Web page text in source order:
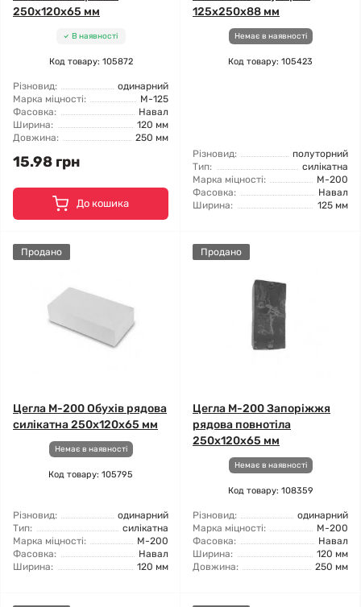
250х120х65 мм
В наявності
Код товару: 105872
Різновид:
одинарний
Марка міцності:
М-125
Фасовка:
Навал
Ширина:
120 мм
Довжина:
250 мм
15.98 грн
До кошика
125х250х88 мм
Немає в наявності
Код товару: 105423
Різновид:
полуторний
Тип:
силікатна
Марка міцності:
М-200
Фасовка:
Навал
Ширина:
125 мм
Продано
Цегла М-200 Обухів рядова
силікатна 250х120х65 мм
Немає в наявності
Код товару: 105795
Різновид:
одинарний
Тип:
силікатна
Марка міцності:
М-200
Фасовка:
Навал
Ширина:
120 мм
Продано
Цегла М-200 Запоріжжя
рядова повнотіла
250х120х65 мм
Немає в наявності
Код товару: 108359
Різновид:
одинарний
Марка міцності:
М-200
Фасовка:
Навал
Ширина:
120 мм
Довжина:
250 мм